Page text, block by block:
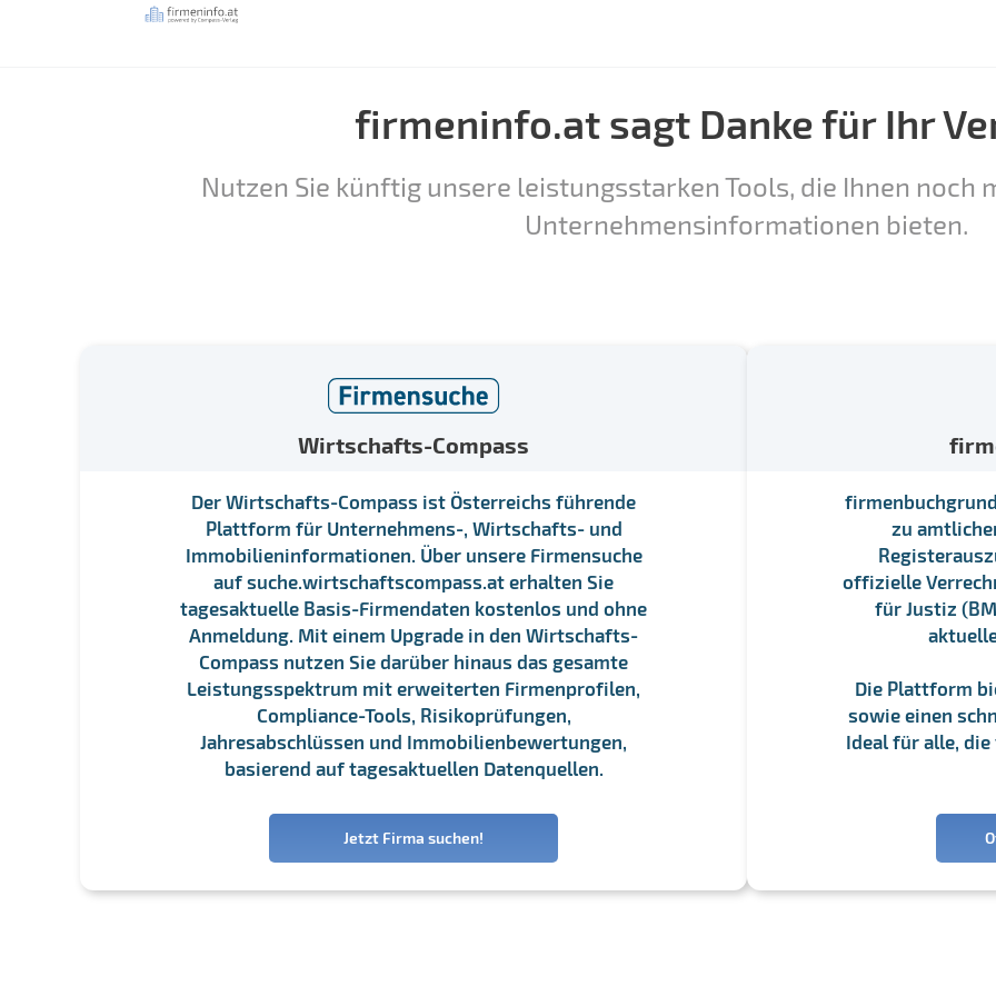
firmeninfo.at sagt Danke für Ihr
Nutzen Sie künftig unsere leistungsstarken Tools, die Ihnen noch
Unternehmensinformationen bieten.
Wirtschafts-Compass
Der Wirtschafts-Compass ist Österreichs führende
Plattform für Unternehmens-, Wirtschafts- und
Immobilieninformationen. Über unsere Firmensuche
auf suche.wirtschaftscompass.at erhalten Sie
tagesaktuelle Basis-Firmendaten kostenlos und ohne
Anmeldung. Mit einem Upgrade in den Wirtschafts-
Compass nutzen Sie darüber hinaus das gesamte
Leistungsspektrum mit erweiterten Firmenprofilen,
Compliance-Tools, Risikoprüfungen,
Jahresabschlüssen und Immobilienbewertungen,
basierend auf tagesaktuellen Datenquellen.
Jetzt Firma suchen!
zu
offizielle
für Justiz
Die Plattform
sowie einen
Ideal für alle,